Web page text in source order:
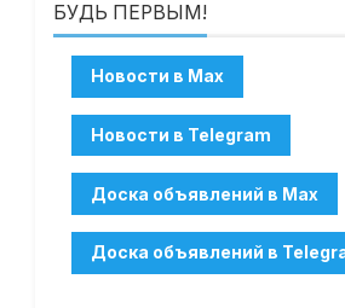
БУДЬ ПЕРВЫМ!